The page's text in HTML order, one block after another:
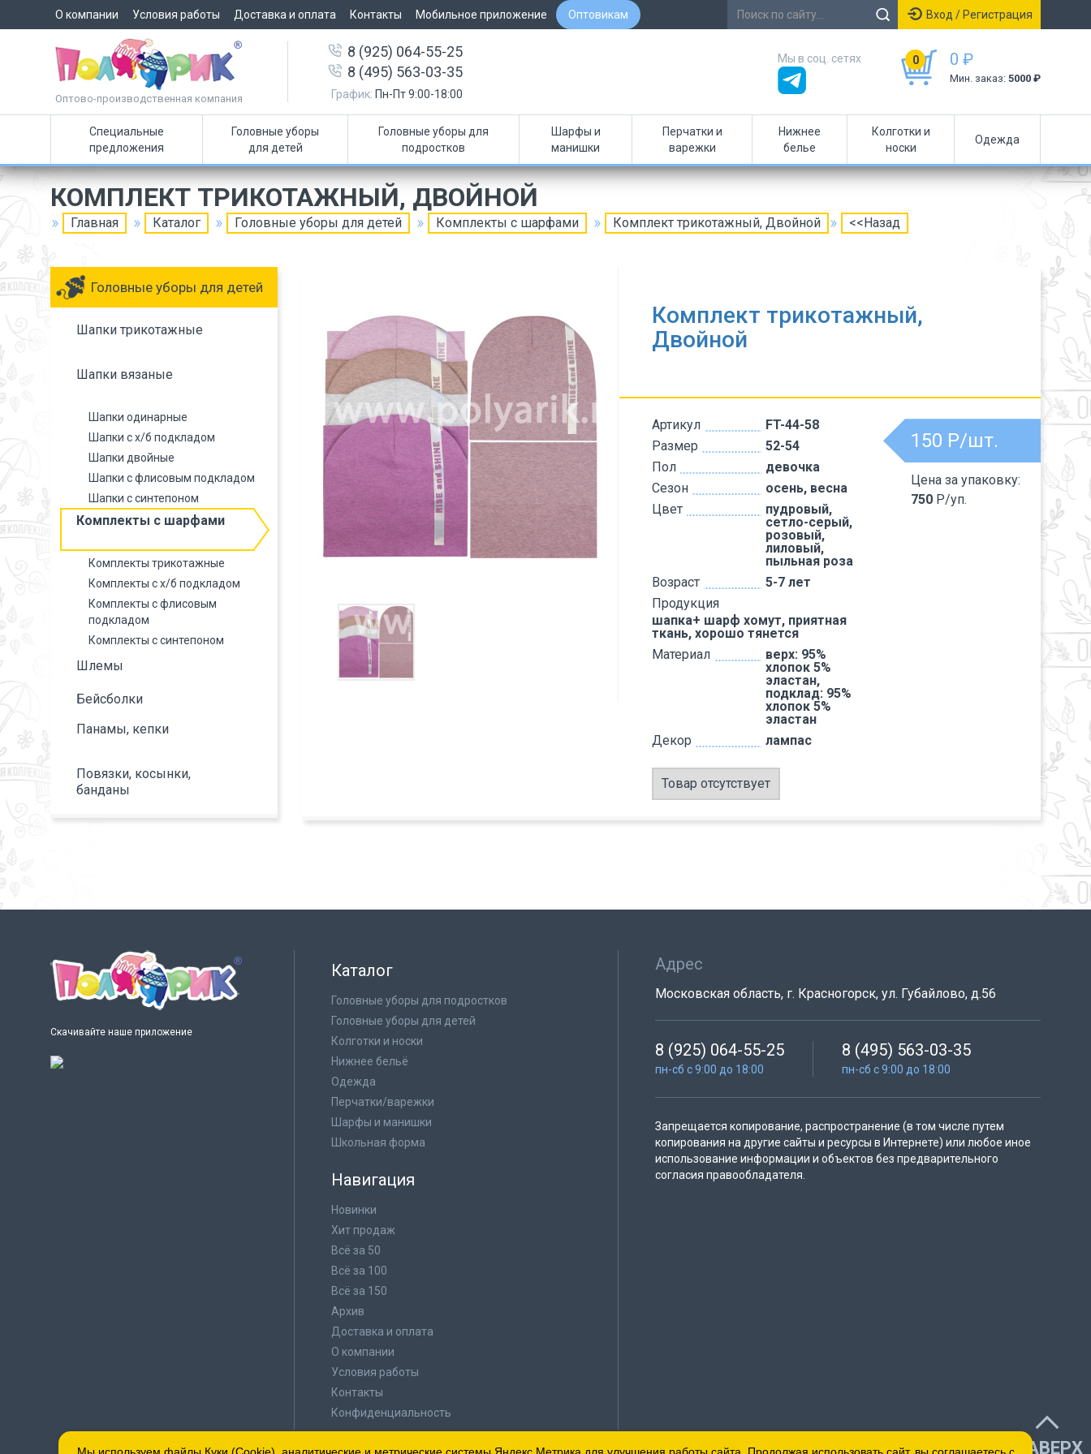
О компании Условия работы Доставка и оплата Контакты Мобильное приложение Оптовикам Вход / Регистрация
Оптово-производственная компания
8 (925) 064-55-25
8 (495) 563-03-35
График: Пн-Пт 9:00-18:00
0 0 ₽
Мин. заказ: 5000 ₽
Мы в соц. сетях
Специальные
предложения
Головные уборы
для детей
Головные уборы для
подростков
Шарфы и
манишки
Перчатки и
варежки
Нижнее
белье
Колготки и
носки
Одежда
КОМПЛЕКТ ТРИКОТАЖНЫЙ, ДВОЙНОЙ
Главная Каталог Головные уборы для детей Комплекты с шарфами Комплект трикотажный, Двойной <<Назад
Головные уборы для детей
Шапки трикотажные
Шапки вязаные
Шапки одинарные
Шапки с х/б подкладом
Шапки двойные
Шапки с флисовым подкладом
Шапки с синтепоном
Комплекты с шарфами
Комплекты трикотажные
Комплекты с х/б подкладом
Комплекты с флисовым
подкладом
Комплекты с синтепоном
Шлемы
Бейсболки
Панамы, кепки
Повязки, косынки,
банданы
Комплект трикотажный,
Двойной
Артикул
FT-44-58
Размер
52-54
Пол
девочка
Сезон
осень, весна
Цвет
пудровый,
сетло-серый,
розовый,
лиловый,
пыльная роза
Возраст
5-7 лет
Продукция
шапка+ шарф хомут, приятная
ткань, хорошо тянется
Материал
верх: 95%
хлопок 5%
эластан,
подклад: 95%
хлопок 5%
эластан
Декор
лампас
150 Р/шт.
Цена за упаковку:
750 Р/уп.
Товар отсутствует
Скачивайте наше приложение
Каталог
Головные уборы для подростков
Головные уборы для детей
Колготки и носки
Нижнее бельё
Одежда
Перчатки/варежки
Шарфы и манишки
Школьная форма
Навигация
Новинки
Хит продаж
Всё за 50
Всё за 100
Всё за 150
Архив
Доставка и оплата
О компании
Условия работы
Контакты
Конфиденциальность
Адрес
Московская область, г. Красногорск, ул. Губайлово, д.56
8 (925) 064-55-25
пн-сб с 9:00 до 18:00
8 (495) 563-03-35
пн-сб с 9:00 до 18:00
Запрещается копирование, распространение (в том числе путем
копирования на другие сайты и ресурсы в Интернете) или любое иное
использование информации и объектов без предварительного
согласия правообладателя.
НАВЕРХ